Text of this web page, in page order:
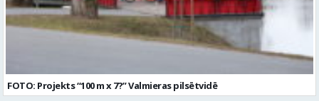
FOTO: Projekts “100 m x 7?” Valmieras pilsētvidē